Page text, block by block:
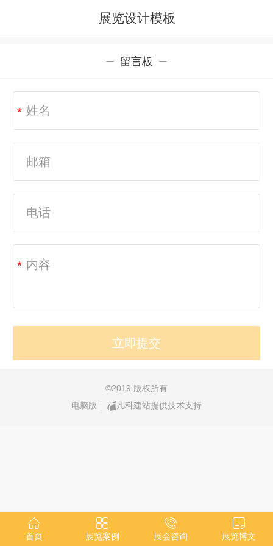
展览设计模板
留言板
*
*
©2019 版权所有
电脑版
凡科建站提供技术支持
首页 展览案例 展会咨询 展览博文